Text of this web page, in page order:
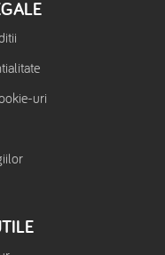
uri